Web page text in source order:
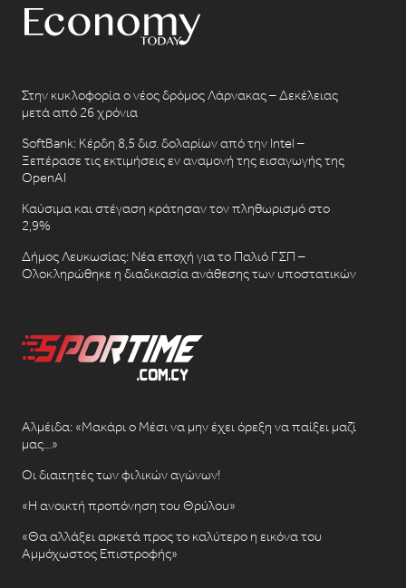
Στην κυκλοφορία ο νέος δρόμος Λάρνακας – Δεκέλειας
μετά από 26 χρόνια
SoftBank: Κέρδη 8,5 δισ. δολαρίων από την Intel –
Ξεπέρασε τις εκτιμήσεις εν αναμονή της εισαγωγής της
OpenAI
Καύσιμα και στέγαση κράτησαν τον πληθωρισμό στο
2,9%
Δήμος Λευκωσίας: Νέα εποχή για το Παλιό ΓΣΠ –
Ολοκληρώθηκε η διαδικασία ανάθεσης των υποστατικών
Αλμέιδα: «Μακάρι ο Μέσι να μην έχει όρεξη να παίξει μαζί
μας…»
Οι διαιτητές των φιλικών αγώνων!
«Η ανοικτή προπόνηση του Θρύλου»
«Θα αλλάξει αρκετά προς το καλύτερο η εικόνα του
Αμμόχωστος Επιστροφής»